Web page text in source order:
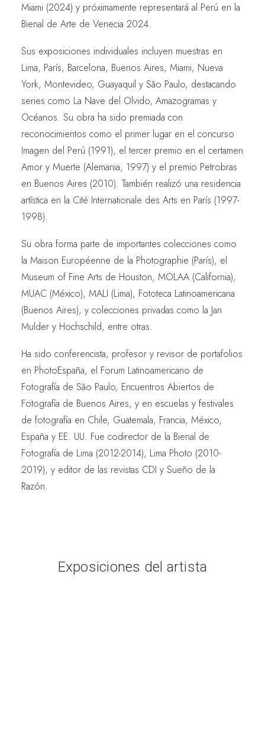
Miami (2024) y próximamente representará al Perú en la
Bienal de Arte de Venecia 2024.
Sus exposiciones individuales incluyen muestras en
Lima, París, Barcelona, Buenos Aires, Miami, Nueva
York, Montevideo, Guayaquil y São Paulo, destacando
series como La Nave del Olvido, Amazogramas y
Océanos. Su obra ha sido premiada con
reconocimientos como el primer lugar en el concurso
Imagen del Perú (1991), el tercer premio en el certamen
Amor y Muerte (Alemania, 1997) y el premio Petrobras
en Buenos Aires (2010). También realizó una residencia
artística en la Cité Internationale des Arts en París (1997-
1998).
Su obra forma parte de importantes colecciones como
la Maison Européenne de la Photographie (París), el
Museum of Fine Arts de Houston, MOLAA (California),
MUAC (México), MALI (Lima), Fototeca Latinoamericana
(Buenos Aires), y colecciones privadas como la Jan
Mulder y Hochschild, entre otras.
Ha sido conferencista, profesor y revisor de portafolios
en PhotoEspaña, el Forum Latinoamericano de
Fotografía de São Paulo, Encuentros Abiertos de
Fotografía de Buenos Aires, y en escuelas y festivales
de fotografía en Chile, Guatemala, Francia, México,
España y EE. UU. Fue codirector de la Bienal de
Fotografía de Lima (2012-2014), Lima Photo (2010-
2019), y editor de las revistas CDI y Sueño de la
Razón.
Exposiciones del artista